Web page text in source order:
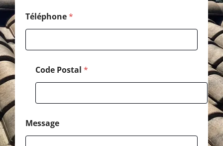
Téléphone*
Code Postal *
Message